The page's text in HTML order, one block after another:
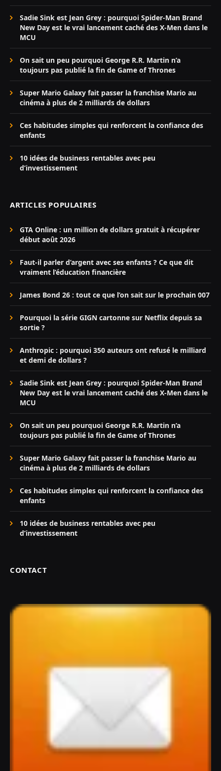
Sadie Sink est Jean Grey : pourquoi Spider-Man Brand
New Day est le vrai lancement caché des X-Men dans le
MCU
On sait un peu pourquoi George R.R. Martin n’a
toujours pas publié la fin de Game of Thrones
Super Mario Galaxy fait passer la franchise Mario au
cinéma à plus de 2 milliards de dollars
Ces habitudes simples qui renforcent la confiance des
enfants
10 idées de business rentables avec peu
d’investissement
ARTICLES POPULAIRES
GTA Online : un million de dollars gratuit à récupérer
début août 2026
Faut-il parler d’argent avec ses enfants ? Ce que dit
vraiment l’éducation financière
James Bond 26 : tout ce que l’on sait sur le prochain 007
Pourquoi la série GIGN cartonne sur Netflix depuis sa
sortie ?
Anthropic : pourquoi 350 auteurs ont refusé le milliard
et demi de dollars ?
Sadie Sink est Jean Grey : pourquoi Spider-Man Brand
New Day est le vrai lancement caché des X-Men dans le
MCU
On sait un peu pourquoi George R.R. Martin n’a
toujours pas publié la fin de Game of Thrones
Super Mario Galaxy fait passer la franchise Mario au
cinéma à plus de 2 milliards de dollars
Ces habitudes simples qui renforcent la confiance des
enfants
10 idées de business rentables avec peu
d’investissement
CONTACT